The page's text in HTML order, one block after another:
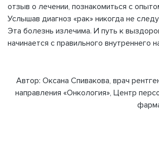
отзыв о лечении, познакомиться с
Услышав диагноз «рак» никогда не
Эта болезнь излечима. И путь к
начинается с правильного внутреннего
Автор: Оксана Спивакова, врач
направления «Онкология», Центр